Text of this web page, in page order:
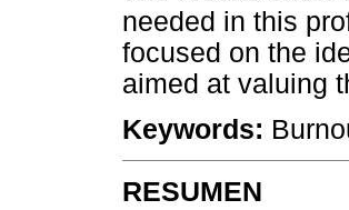
needed in this
focused on the
aimed at valuing
Keywords:
RESUMEN